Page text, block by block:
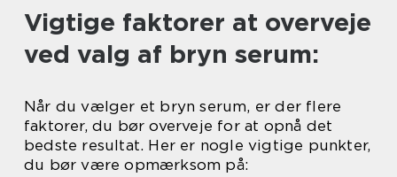
Vigtige faktorer at overveje
ved valg af bryn serum:
Når du vælger et bryn serum, er der flere
faktorer, du bør overveje for at opnå det
bedste resultat. Her er nogle vigtige punkter,
du bør være opmærksom på: